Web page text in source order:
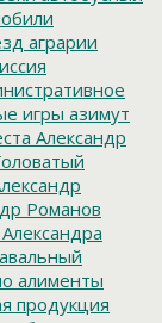
аграрии
игры азимут
Александр
Романов
Александра
алименты
продукция